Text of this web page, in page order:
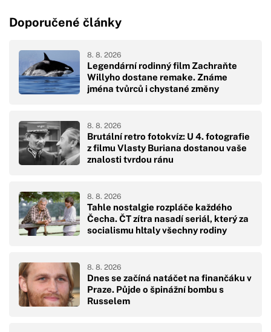
Doporučené články
Legendární rodinný film Zachraňte
Willyho dostane remake. Známe
jména tvůrců i chystané změny
8. 8. 2026
Brutální retro fotokvíz: U 4. fotografie
z filmu Vlasty Buriana dostanou vaše
znalosti tvrdou ránu
8. 8. 2026
Tahle nostalgie rozpláče každého
Čecha. ČT zítra nasadí seriál, který za
socialismu hltaly všechny rodiny
8. 8. 2026
Dnes se začíná natáčet na finančáku v
Praze. Půjde o špinážní bombu s
Russelem
8. 8. 2026